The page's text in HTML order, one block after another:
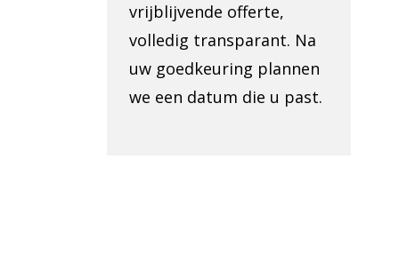
vrijblijvende offerte,
volledig transparant. Na
uw goedkeuring plannen
we een datum die u past.